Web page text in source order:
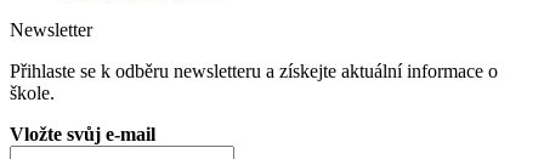
Newsletter
Přihlaste se k odběru newsletteru a získejte aktuální informace o
škole.
Vložte svůj e-mail